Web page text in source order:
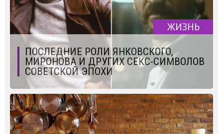
ЖИЗНЬ
ПОСЛЕДНИЕ РОЛИ ЯНКОВСКОГО,
МИРОНОВА И ДРУГИХ СЕКС-СИМВОЛОВ
СОВЕТСКОЙ ЭПОХИ